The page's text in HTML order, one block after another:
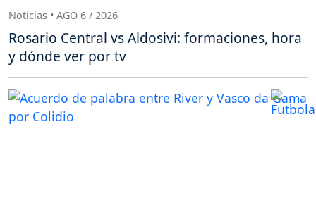
Noticias • AGO 6 / 2026
Rosario Central vs Aldosivi: formaciones, hora
y dónde ver por tv